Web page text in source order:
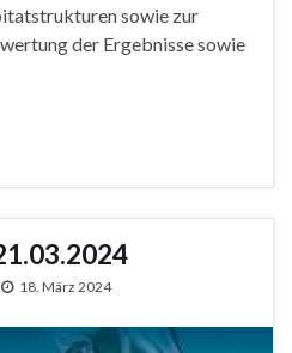
sowie zur
der Ergebnisse sowie
18. März 2024